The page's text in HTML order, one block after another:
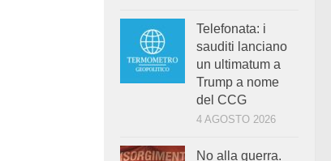
Telefonata: i
sauditi lanciano
un ultimatum a
Trump a nome
del CCG
4 AGOSTO 2026
No alla guerra.